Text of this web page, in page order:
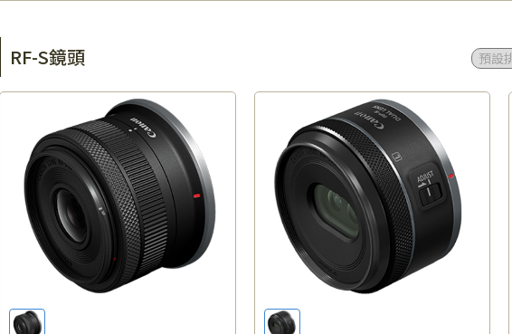
RF-S鏡頭